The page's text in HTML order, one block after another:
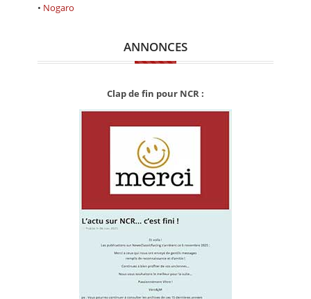
CALENDRIER
VIDEO
• Nogaro
ANNONCES
Clap de fin pour NCR :